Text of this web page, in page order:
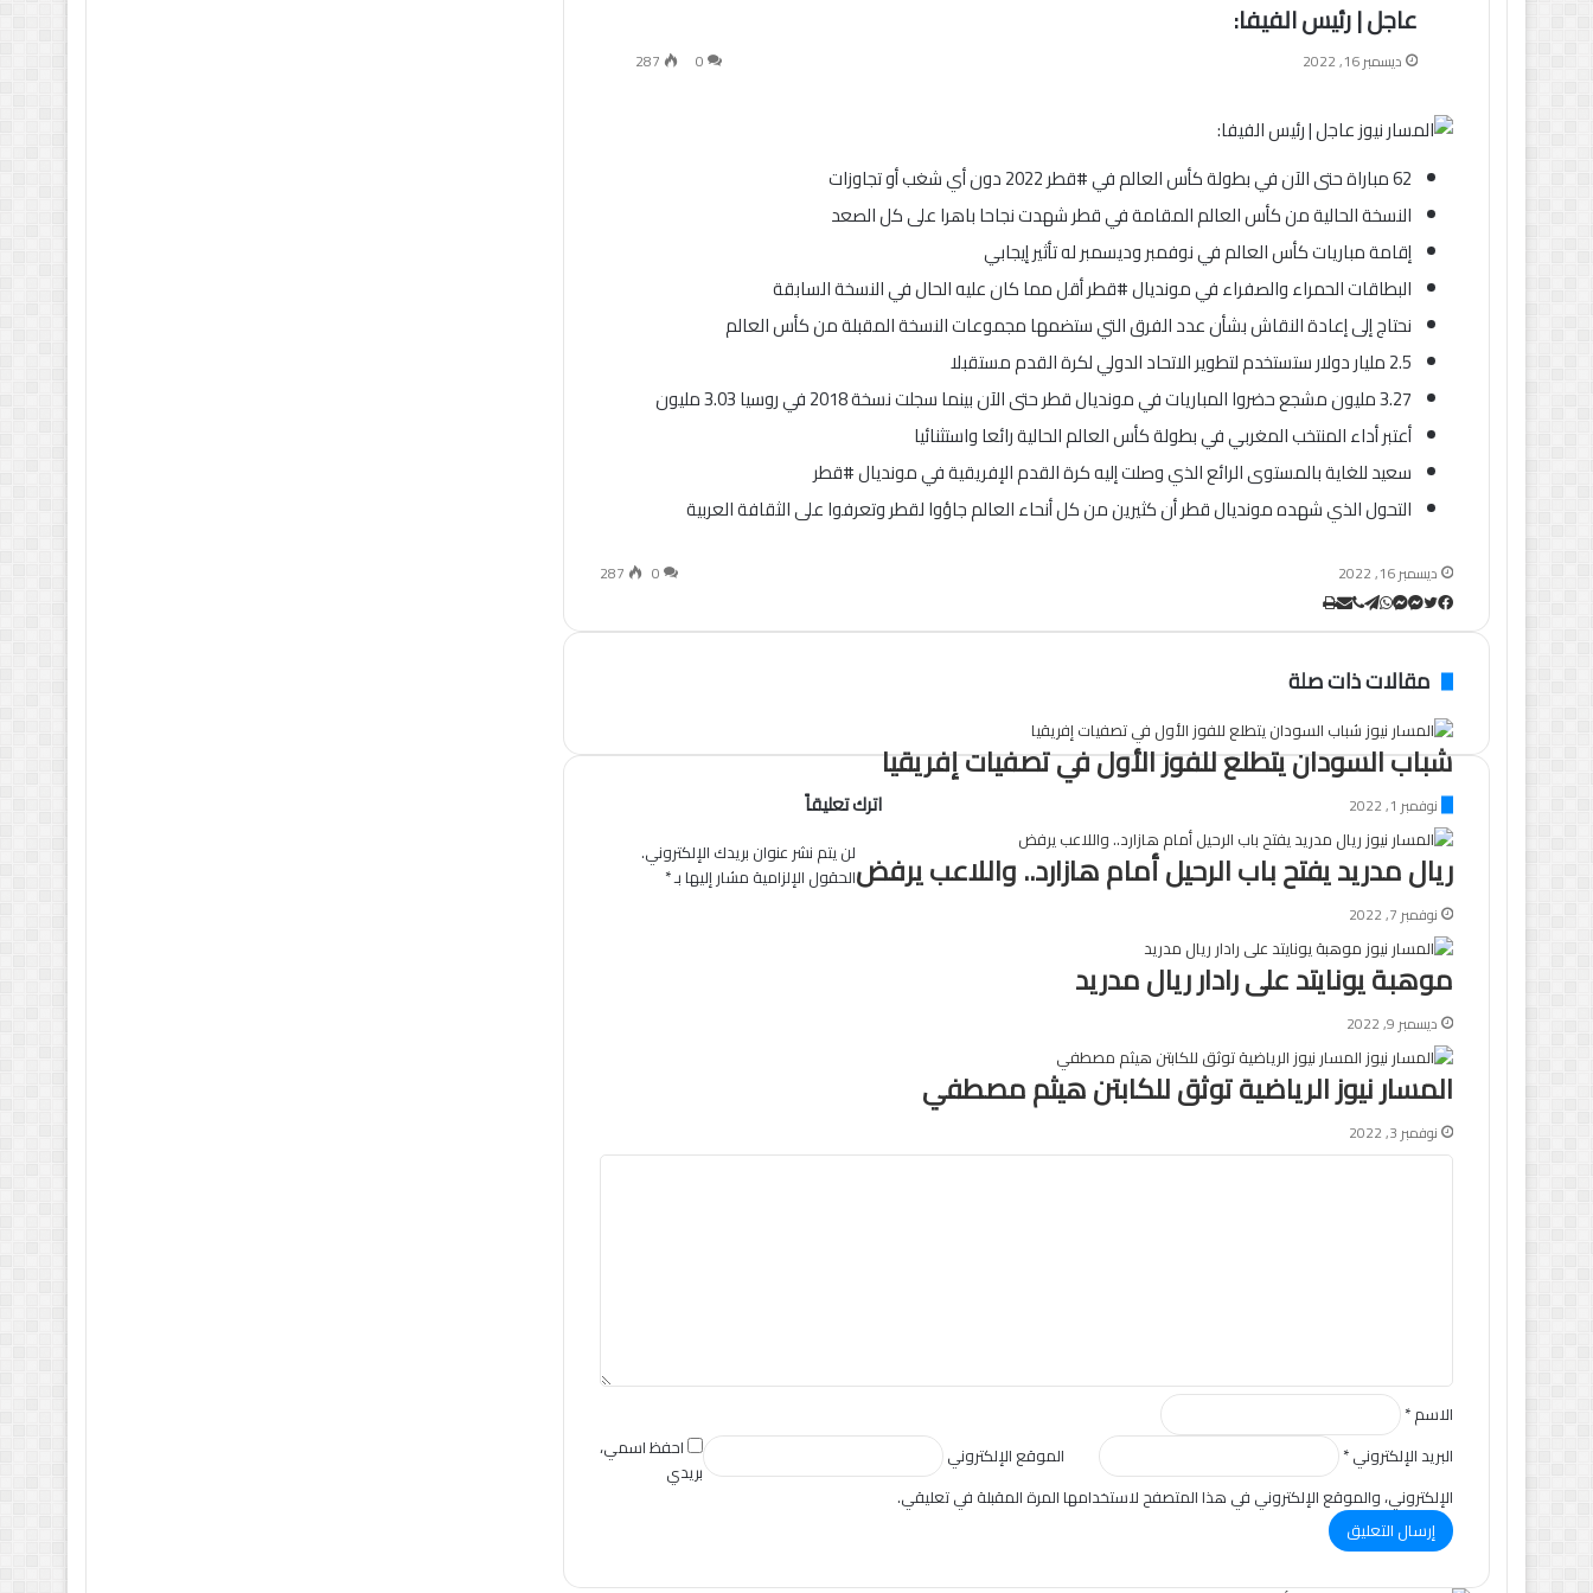
عاجل | رئيس الفيفا:
ديسمبر 16, 2022 0
287
62 مباراة حتى الآن في بطولة كأس العالم في #قطر 2022 دون أي شغب أو تجاوزات
النسخة الحالية من كأس العالم المقامة في قطر شهدت نجاحا باهرا على كل الصعد
إقامة مباريات كأس العالم في نوفمبر وديسمبر له تأثير إيجابي
البطاقات الحمراء والصفراء في مونديال #قطر أقل مما كان عليه الحال في النسخة السابقة
نحتاج إلى إعادة النقاش بشأن عدد الفرق التي ستضمها مجموعات النسخة المقبلة من كأس العالم
2.5 مليار دولار ستستخدم لتطوير الاتحاد الدولي لكرة القدم مستقبلا
3.27 مليون مشجع حضروا المباريات في مونديال قطر حتى الآن بينما سجلت نسخة 2018 في روسيا 3.03 مليون
أعتبر أداء المنتخب المغربي في بطولة كأس العالم الحالية رائعا واستثنائيا
سعيد للغاية بالمستوى الرائع الذي وصلت إليه كرة القدم الإفريقية في مونديال #قطر
التحول الذي شهده مونديال قطر أن كثيرين من كل أنحاء العالم جاؤوا لقطر وتعرفوا على الثقافة العربية
ديسمبر 16, 2022 0
287
فيسبوك
تويتر
ماسنجر
ماسنجر
واتساب
تيلقرام
ڤايبر
مشاركة
عبر
طباعة
مقالات ذات صلة
شباب السودان يتطلع للفوز الأول في تصفيات إفريقيا
نوفمبر 1, 2022
ريال مدريد يفتح باب الرحيل أمام هازارد.. واللاعب يرفض
نوفمبر 7, 2022
موهبة يونايتد على رادار ريال مدريد
ديسمبر 9, 2022
المسار نيوز الرياضية توثق للكابتن هيثم مصطفي
نوفمبر 3, 2022
اترك تعليقاً
لن يتم نشر عنوان بريدك الإلكتروني.
الحقول الإلزامية مشار إليها بـ*
ا
الاسم*
البريد الإلكتروني* الموقع الإلكتروني
احفظ اسمي،
بريدي
الإلكتروني، والموقع الإلكتروني في هذا المتصفح لاستخدامها المرة المقبلة في تعليقي.